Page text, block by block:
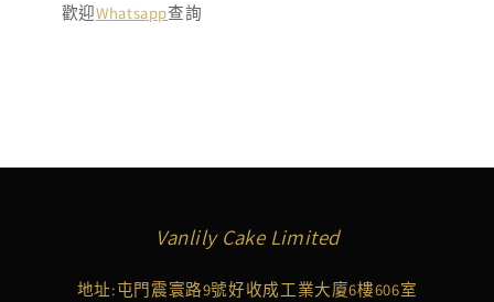
歡迎Whatsapp查詢
Vanlily Cake Limited
地址:屯門震寰路9號好收成工業大廈6樓606室